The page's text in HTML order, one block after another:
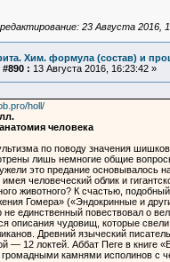
23 Августа 2016,
Хим. формула (состав) и
: 13 Августа 2016, 16:23:42 »
holl/
человека
по поводу значения
лишь немногие общие
это предание основывалось
человеческий облик и
животного? К счастью,
Гомера» («Эндокринные и
не единственный повествовал о
описания чудовищ, которые
Древний языческий
— 12 локтей. Аббат Пеге в книге
камнями исполинов с